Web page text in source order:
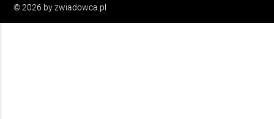
© 2026 by zwiadowca.pl